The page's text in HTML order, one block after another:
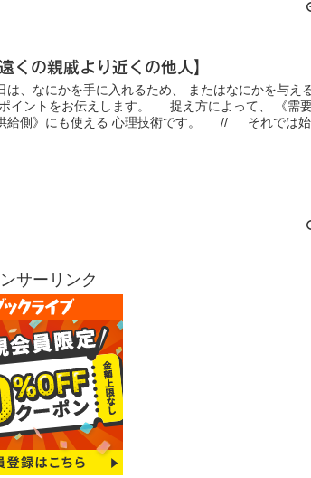
くの親戚より近くの他人】
は、なにかを手に入れるため、 またはなにかを与え
イントをお伝えします。 捉え方によって、 《需要
給側》にも使える 心理技術です。 // それでは始
サーリンク